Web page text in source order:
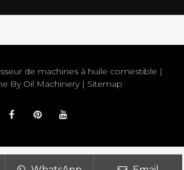
de machines à huile comestible |
By Oil Machinery| Sitemap